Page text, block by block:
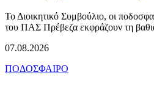
Το Διοικητικό Συμβούλιο, οι
του ΠΑΣ Πρέβεζα εκφράζουν τη
07.08.2026
ΠΟΔΟΣΦΑΙΡΟ